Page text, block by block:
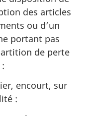
des articles
ou d’un
portant pas
de perte
encourt, sur
: